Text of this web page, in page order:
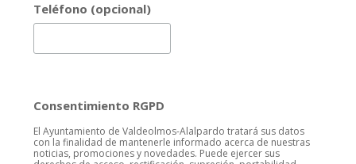
Teléfono (opcional)
Consentimiento RGPD
El Ayuntamiento de Valdeolmos-Alalpardo tratará sus datos
con la finalidad de mantenerle informado acerca de nuestras
noticias, promociones y novedades. Puede ejercer sus